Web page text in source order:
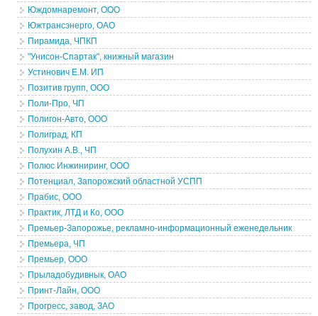
Юждомнаремонт, ООО
Южтрансэнерго, ОАО
Пирамида, ЧПКП
"Унисон-Спартак", книжный магазин
Устинович Е.М. ИП
Позитив групп, ООО
Поли-Про, ЧП
Полигон-Авто, ООО
Полиград, КП
Полухин А.В., ЧП
Полюс Инжиниринг, ООО
Потенциал, Запорожский областной УСПП
Прабис, ООО
Практик, ЛТД и Ко, ООО
Премьер-Запорожье, рекламно-информационный еженедельник
Премьера, ЧП
Премьер, ООО
Прыладобудивнык, ОАО
Принт-Лайн, ООО
Прогресс, завод, ЗАО